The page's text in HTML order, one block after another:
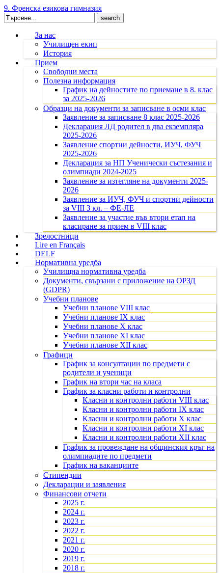
9. Френска езикова гимназия
Search
for:
За нас
Училищен екип
История
Прием
Свободни места
Полезна информация
График на дейностите по приемане в 8. клас
за 2025-2026
Образци на документи за записване в осми клас
Заявление за записване 8 клас 2025-2026
Декларация ЛД родител в два екземпляра
2025-2026
Заявление спортни дейности, ИУЧ, ФУЧ
2025-2026
Декларация за НП Ученически състезания и
олимпиади 2024-2025
Заявление за изтегляне на документи 2025-
2026
Заявление за ИУЧ, ФУЧ и спортни дейности
за VIII З кл. – ФЕ-ЛЕ
Заявление за участие във втори етап на
класиране за прием в VIII клас
Зрелостници
Lire en Français
DELF
Нормативна уредба
Училищна нормативна уредба
Документи, свързани с приложение на ОРЗД
(GDPR)
Учебни планове
Учебни планове VIII клас
Учебни планове IX клас
Учебни планове X клас
Учебни планове XI клас
Учебни планове XII клас
Графици
График за консултации по предмети с
родители и ученици
График на втори час на класа
График за класни работи и контролни
Класни и контролни работи VIII клас
Класни и контролни работи IX клас
Класни и контролни работи X клас
Класни и контролни работи XI клас
Класни и контролни работи XII клас
График за провеждане на общинския кръг на
олимпиадите по предмети
График на ваканциите
Стипендии
Декларации и заявления
Финансови отчети
2025 г.
2024 г.
2023 г.
2022 г.
2021 г.
2020 г.
2019 г.
2018 г.